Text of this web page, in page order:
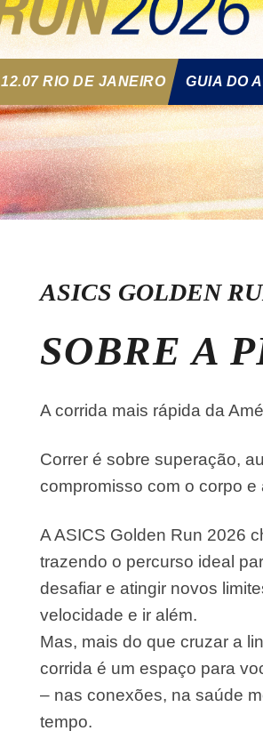
12.07 RIO DE JANEIRO GUIA DO
ASICS GOLDEN
SOBRE A
A corrida mais rápida da
Correr é sobre superação,
compromisso com o corpo e
A ASICS Golden Run 2026
trazendo o percurso ideal
desafiar e atingir novos
velocidade e ir além.
Mas, mais do que cruzar a
corrida é um espaço para
– nas conexões, na saúde
tempo.